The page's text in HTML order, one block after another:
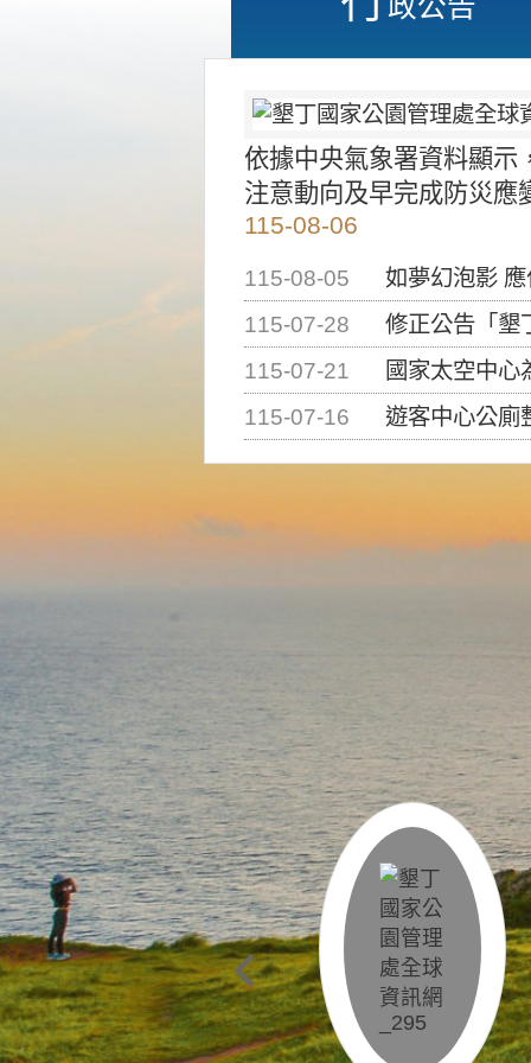
依據中央氣象署資料顯示
注意動向及早完成防災應
115-08-06
115-08-05
如夢幻泡影
115-07-28
修正公告「墾丁國家公
115-07-21
國家太空中心為辦理
115-07-16
遊客中心公廁